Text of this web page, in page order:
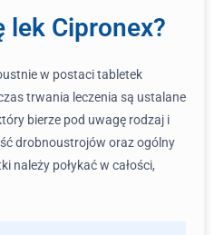
lek Cipronex?
w postaci tabletek
trwania leczenia są ustalane
bierze pod uwagę rodzaj i
drobnoustrojów oraz ogólny
należy połykać w całości,